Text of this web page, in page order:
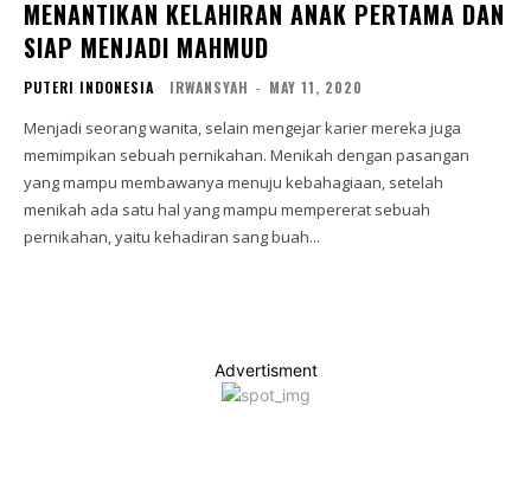
MENANTIKAN KELAHIRAN ANAK PERTAMA DAN
SIAP MENJADI MAHMUD
PUTERI INDONESIA IRWANSYAH - MAY 11, 2020
Menjadi seorang wanita, selain mengejar karier mereka juga
memimpikan sebuah pernikahan. Menikah dengan pasangan
yang mampu membawanya menuju kebahagiaan, setelah
menikah ada satu hal yang mampu mempererat sebuah
pernikahan, yaitu kehadiran sang buah...
Advertisment